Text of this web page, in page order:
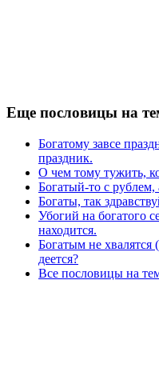
Еще пословицы на
Богатому завсе
праздник.
О чем тому тужить,
Богатый-то с
Богаты, так
Убогий на богатого
находится.
Богатым не хвалятся
деется?
Все пословицы на